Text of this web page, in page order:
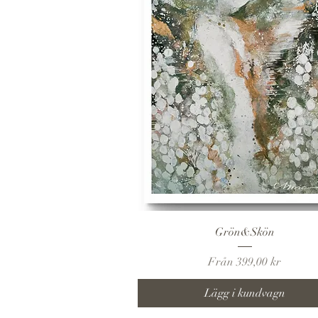
Snabbvisning
Grön&Skön
Från399,00 kr
Reapris
Lägg i kundvagn